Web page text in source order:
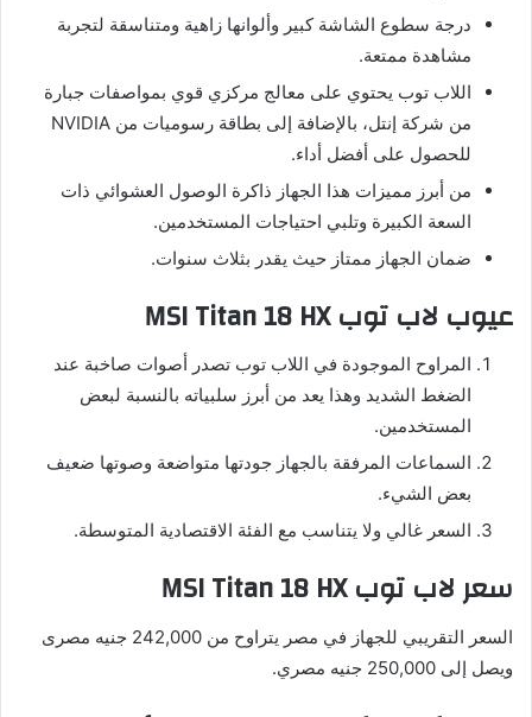
درجة سطوع الشاشة كبير وألوانها زاهية ومتناسقة لتجربة
مشاهدة ممتعة.
اللاب توب يحتوي على معالج مركزي قوي بمواصفات جبارة
من شركة إنتل، بالإضافة إلى بطاقة رسوميات من NVIDIA
للحصول على أفضل أداء.
من أبرز مميزات هذا الجهاز ذاكرة الوصول العشوائي ذات
السعة الكبيرة وتلبي احتياجات المستخدمين.
ضمان الجهاز ممتاز حيث يقدر بثلاث سنوات.
عيوب لاب توب MSI Titan 18 HX
المراوح الموجودة في اللاب توب تصدر أصوات صاخبة عند
الضغط الشديد وهذا يعد من أبرز سلبياته بالنسبة لبعض
المستخدمين.
السماعات المرفقة بالجهاز جودتها متواضعة وصوتها ضعيف
بعض الشيء.
السعر غالي ولا يتناسب مع الفئة الاقتصادية المتوسطة.
سعر لاب توب MSI Titan 18 HX
السعر التقريبي للجهاز في مصر يتراوح من 242,000 جنيه مصرى
ويصل إلى 250,000 جنيه مصري.